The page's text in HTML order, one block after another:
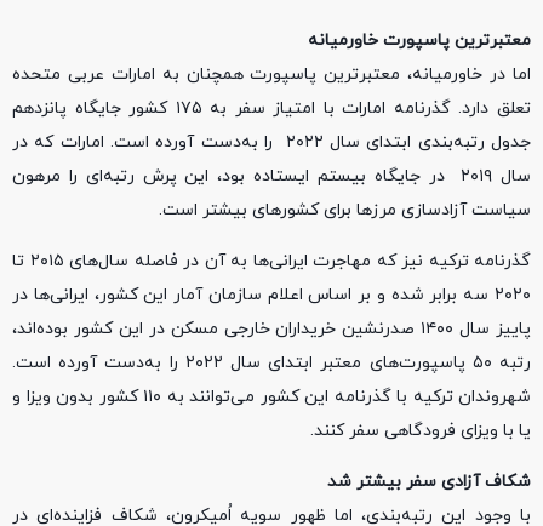
معتبرترین پاسپورت خاورمیانه
اما در خاورمیانه، معتبرترین پاسپورت همچنان به امارات عربی متحده
تعلق دارد. گذرنامه امارات با امتیاز سفر به ۱۷۵ کشور جایگاه پانزدهم
جدول رتبه‌بندی ابتدای سال ۲۰۲۲ را به‌دست آورده است. امارات که در
سال ۲۰۱۹ در جایگاه بیستم ایستاده بود، این پرش رتبه‌ای را مرهون
سیاست آزادسازی مرزها برای کشورهای بیشتر است.
گذرنامه ترکیه نیز که مهاجرت ایرانی‌ها به آن در فاصله سال‌های ۲۰۱۵ تا
۲۰۲۰ سه برابر شده و بر اساس اعلام سازمان آمار این کشور، ایرانی‌ها در
پاییز سال ۱۴۰۰ صدرنشین خریداران خارجی مسکن در این کشور بوده‌اند،
رتبه ۵۰ پاسپورت‌های معتبر ابتدای سال ۲۰۲۲ را به‌دست آورده است.
شهروندان ترکیه با گذرنامه این کشور می‌توانند به ۱۱۰ کشور بدون ویزا و
یا با ویزای فرودگاهی سفر کنند.
شکاف آزادی سفر بیشتر شد
با وجود این رتبه‌بندی، اما ظهور سویه اُمیکرون، شکاف فزاینده‌ای در